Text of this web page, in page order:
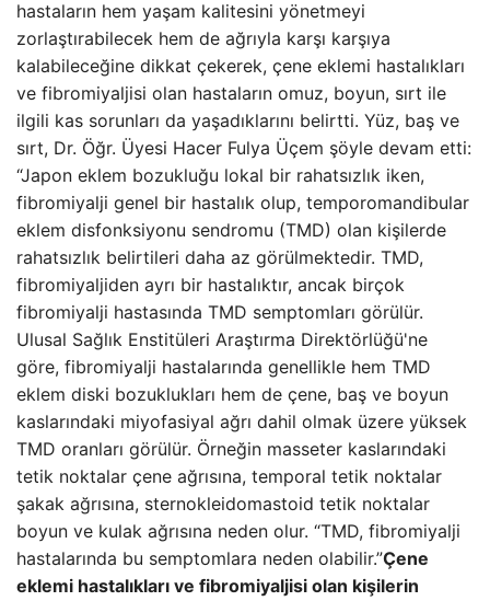
hastaların hem yaşam kalitesini yönetmeyi
zorlaştırabilecek hem de ağrıyla karşı karşıya
kalabileceğine dikkat çekerek, çene eklemi hastalıkları
ve fibromiyaljisi olan hastaların omuz, boyun, sırt ile
ilgili kas sorunları da yaşadıklarını belirtti. Yüz, baş ve
sırt, Dr. Öğr. Üyesi Hacer Fulya Üçem şöyle devam etti:
“Japon eklem bozukluğu lokal bir rahatsızlık iken,
fibromiyalji genel bir hastalık olup, temporomandibular
eklem disfonksiyonu sendromu (TMD) olan kişilerde
rahatsızlık belirtileri daha az görülmektedir. TMD,
fibromiyaljiden ayrı bir hastalıktır, ancak birçok
fibromiyalji hastasında TMD semptomları görülür.
Ulusal Sağlık Enstitüleri Araştırma Direktörlüğü'ne
göre, fibromiyalji hastalarında genellikle hem TMD
eklem diski bozuklukları hem de çene, baş ve boyun
kaslarındaki miyofasiyal ağrı dahil olmak üzere yüksek
TMD oranları görülür. Örneğin masseter kaslarındaki
tetik noktalar çene ağrısına, temporal tetik noktalar
şakak ağrısına, sternokleidomastoid tetik noktalar
boyun ve kulak ağrısına neden olur. “TMD, fibromiyalji
hastalarında bu semptomlara neden olabilir.”Çene
eklemi hastalıkları ve fibromiyaljisi olan kişilerin